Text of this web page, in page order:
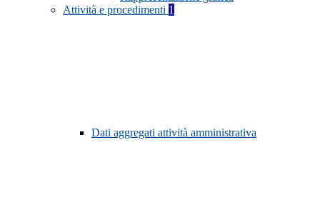
Attività e procedimenti 1
Dati aggregati attività amministrativa